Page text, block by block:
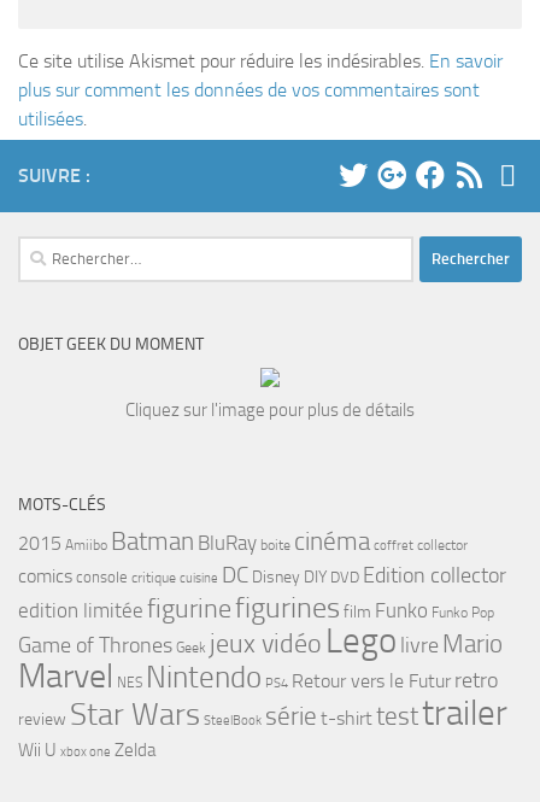
Ce site utilise Akismet pour réduire les indésirables. En savoir
plus sur comment les données de vos commentaires sont
utilisées.
SUIVRE :
Rechercher :
OBJET GEEK DU MOMENT
Cliquez sur l'image pour plus de détails
MOTS-CLÉS
2015 Amiibo Batman BluRay boite cinéma coffret collector
comics console critique cuisine DC Disney DIY DVD Edition collector
edition limitée figurinefigurines film Funko Funko Pop
Game of Thrones Geek jeux vidéo Lego livre Mario
Marvel NES Nintendo PS4 Retour vers le Futur retro
review Star Wars SteelBook série t-shirttesttrailer
Wii U xbox one Zelda